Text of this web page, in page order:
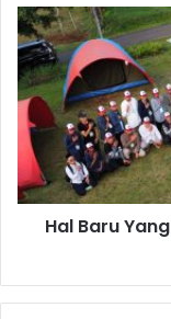
Hal
Baru
Yang
Dirasakan
Murid
DAYA
Level
01
(Batch
Hal Baru